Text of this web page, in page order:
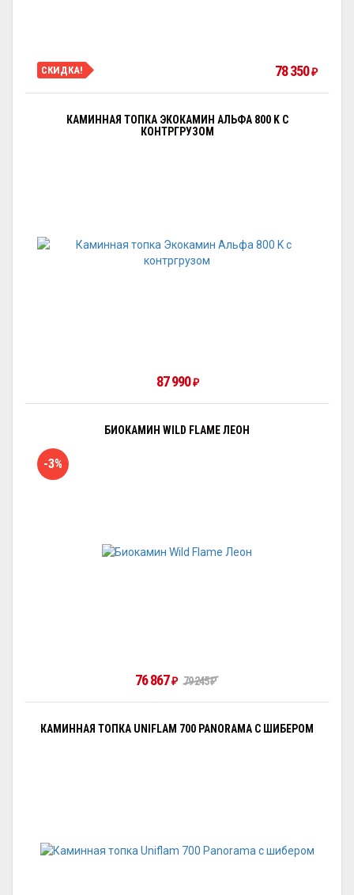
СКИДКА! 78 350₽
КАМИННАЯ ТОПКА ЭКОКАМИН АЛЬФА 800 K С
КОНТРГРУЗОМ
87 990₽
БИОКАМИН WILD FLAME ЛЕОН
-3%
76 867₽ 79 245₽
КАМИННАЯ ТОПКА UNIFLAM 700 PANORAMA С ШИБЕРОМ